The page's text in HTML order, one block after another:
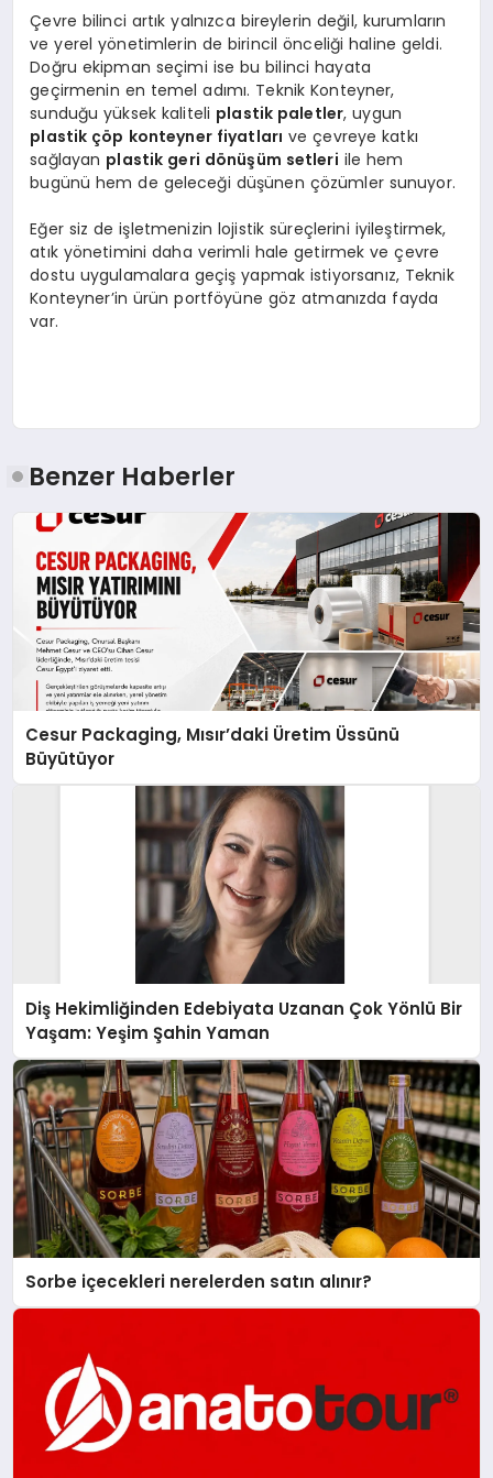
Çevre bilinci artık yalnızca bireylerin değil, kurumların
ve yerel yönetimlerin de birincil önceliği haline geldi.
Doğru ekipman seçimi ise bu bilinci hayata
geçirmenin en temel adımı. Teknik Konteyner,
sunduğu yüksek kaliteli plastik paletler, uygun
plastik çöp konteyner fiyatları ve çevreye katkı
sağlayan plastik geri dönüşüm setleri ile hem
bugünü hem de geleceği düşünen çözümler sunuyor.
Eğer siz de işletmenizin lojistik süreçlerini iyileştirmek,
atık yönetimini daha verimli hale getirmek ve çevre
dostu uygulamalara geçiş yapmak istiyorsanız, Teknik
Konteyner’in ürün portföyüne göz atmanızda fayda
var.
Benzer Haberler
Cesur Packaging, Mısır’daki Üretim Üssünü
Büyütüyor
Diş Hekimliğinden Edebiyata Uzanan Çok Yönlü Bir
Yaşam: Yeşim Şahin Yaman
Sorbe içecekleri nerelerden satın alınır?